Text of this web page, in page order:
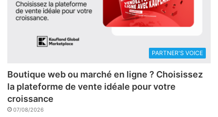
PARTNER'S VOICE
Boutique web ou marché en ligne ? Choisissez
la plateforme de vente idéale pour votre
croissance
07/08/2026